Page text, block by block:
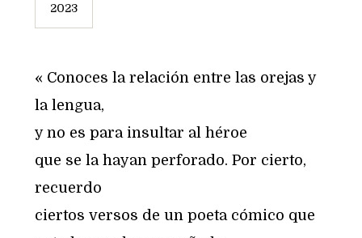
2023
« Conoces la relación entre las orejas y
la lengua,
y no es para insultar al héroe
que se la hayan perforado. Por cierto,
recuerdo
ciertos versos de un poeta cómico que